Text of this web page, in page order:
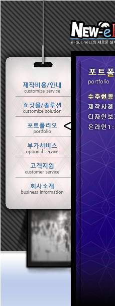
ㆍ 수주현황
ㆍ 제작사례